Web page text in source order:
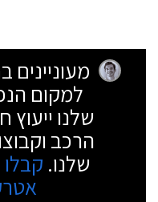
למקום
שלנו
הרכב
שלנו.